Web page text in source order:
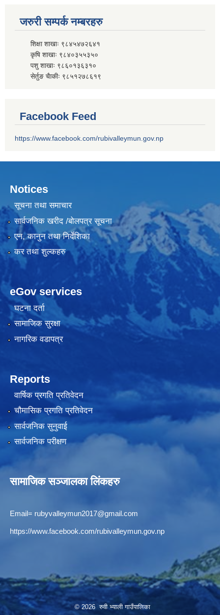
जरुरी सम्पर्क नम्बरहरु
शिक्षा शाखाः ९८४५४७२६४१
कृषि शाखाः ९८४०३५५३५०
पशु शाखाः ९८६०१३६३१०
सेर्तुङ चैाकीः ९८५१२७८६१९
Facebook Feed
https://www.facebook.com/rubivalleymun.gov.np
Notices
सूचना तथा समाचार
सार्वजनिक खरीद /बोलपत्र सूचना
एन, कानुन तथा निर्देशिका
कर तथा शुल्कहरु
eGov services
घटना दर्ता
सामाजिक सुरक्षा
नागरिक वडापत्र
Reports
वार्षिक प्रगति प्रतिवेदन
चौमासिक प्रगति प्रतिवेदन
सार्वजनिक सुनुवाई
सार्वजनिक परीक्षण
सामाजिक सञ्जालका लिंकहरु
Email= rubyvalleymun2017@gmail.com
https://www.facebook.com/rubivalleymun.gov.np
© 2026 रुवी भ्याली गाउँपालिका